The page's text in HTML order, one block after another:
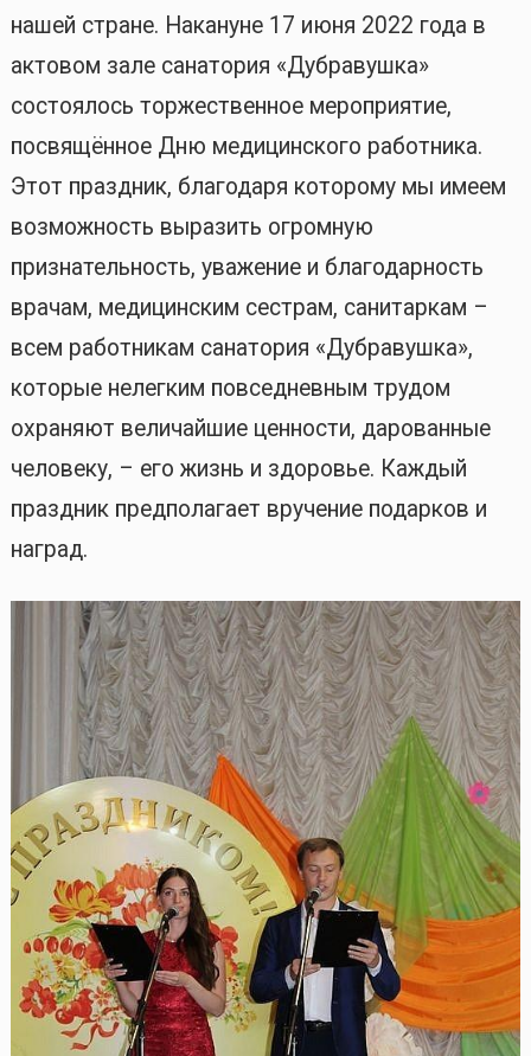
нашей стране. Накануне 17 июня 2022 года в
актовом зале санатория «Дубравушка»
состоялось торжественное мероприятие,
посвящённое Дню медицинского работника.
Этот праздник, благодаря которому мы имеем
возможность выразить огромную
признательность, уважение и благодарность
врачам, медицинским сестрам, санитаркам –
всем работникам санатория «Дубравушка»,
которые нелегким повседневным трудом
охраняют величайшие ценности, дарованные
человеку, – его жизнь и здоровье. Каждый
праздник предполагает вручение подарков и
наград.